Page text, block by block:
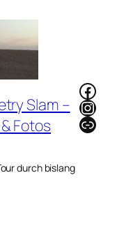
Slam –
Fotos
durch bislang
Link